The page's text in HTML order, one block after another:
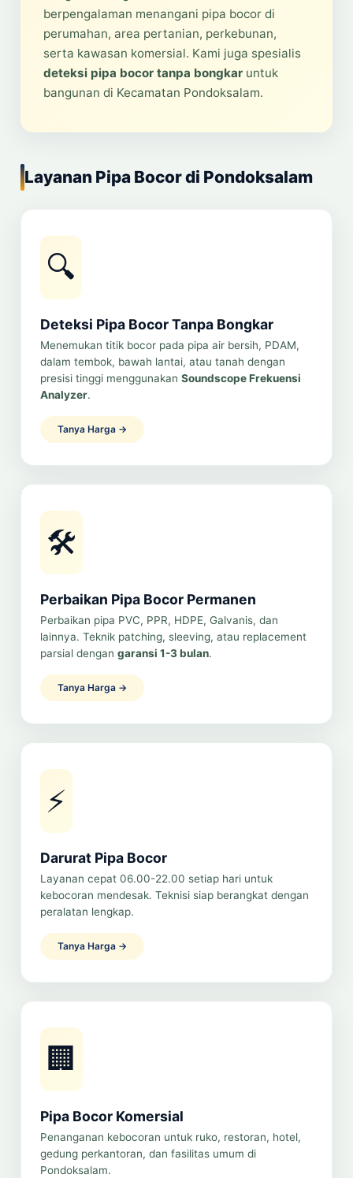
berpengalaman menangani pipa bocor di
perumahan, area pertanian, perkebunan,
serta kawasan komersial. Kami juga spesialis
deteksi pipa bocor tanpa bongkaruntuk
bangunan di Kecamatan Pondoksalam.
Layanan Pipa Bocor di Pondoksalam
🔍
Deteksi Pipa Bocor Tanpa Bongkar
Menemukan titik bocor pada pipa air bersih, PDAM,
dalam tembok, bawah lantai, atau tanah dengan
presisi tinggi menggunakan Soundscope Frekuensi
Analyzer.
Tanya Harga →
🛠️
Perbaikan Pipa Bocor Permanen
Perbaikan pipa PVC, PPR, HDPE, Galvanis, dan
lainnya. Teknik patching, sleeving, atau replacement
parsial dengan garansi 1-3 bulan.
Tanya Harga →
⚡
Darurat Pipa Bocor
Layanan cepat 06.00-22.00 setiap hari untuk
kebocoran mendesak. Teknisi siap berangkat dengan
peralatan lengkap.
Tanya Harga →
🏢
Pipa Bocor Komersial
Penanganan kebocoran untuk ruko, restoran, hotel,
gedung perkantoran, dan fasilitas umum di
Pondoksalam.